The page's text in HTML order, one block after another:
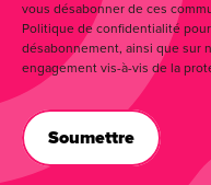
vous désabonner de ces
Politique de confidentialité
désabonnement, ainsi que sur
engagement vis-à-vis de la